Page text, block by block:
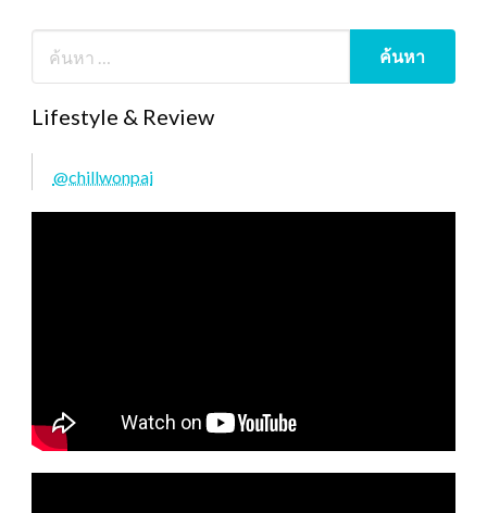
Lifestyle & Review
@chillwonpai